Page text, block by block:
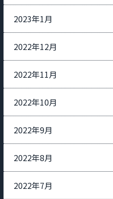
2023年1月
2022年12月
2022年11月
2022年10月
2022年9月
2022年8月
2022年7月